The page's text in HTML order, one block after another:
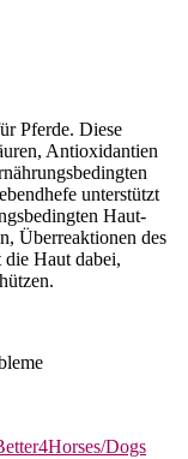
Pferde. Diese
Antioxidantien
unterstützt
Haut-
Überreaktionen des
die Haut dabei,
Dogs